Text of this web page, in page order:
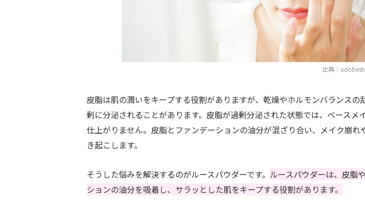
出典：
皮脂は肌の潤いをキープする役割がありますが、乾燥やホルモンバランスの
剰に分泌されることがあります。皮脂が過剰分泌された状態では、ベースメ
仕上がりません。皮脂とファンデーションの油分が混ざり合い、メイク崩れ
き起こします。
そうした悩みを解決するのがルースパウダーです。 ルースパウダーは、皮脂
ションの油分を吸着し、サラッとした肌をキープする役割があります。